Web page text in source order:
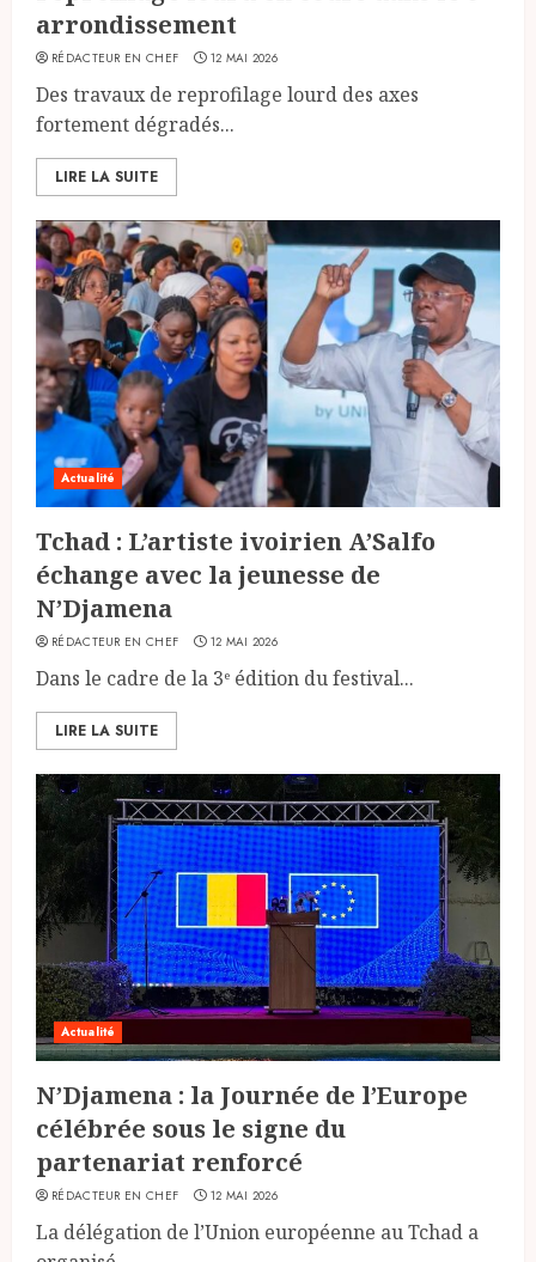
arrondissement
RÉDACTEUR EN CHEF 12 MAI 2026
Des travaux de reprofilage lourd des axes
fortement dégradés...
LIRE LA SUITE
Actualité
Tchad : L’artiste ivoirien A’Salfo
échange avec la jeunesse de
N’Djamena
RÉDACTEUR EN CHEF 12 MAI 2026
Dans le cadre de la 3ᵉ édition du festival...
LIRE LA SUITE
Actualité
N’Djamena : la Journée de l’Europe
célébrée sous le signe du
partenariat renforcé
RÉDACTEUR EN CHEF 12 MAI 2026
La délégation de l’Union européenne au Tchad a